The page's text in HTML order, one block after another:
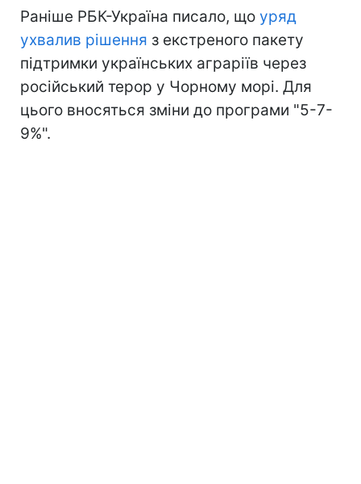
Раніше РБК-Україна писало, що уряд
ухвалив рішення з екстреного пакету
підтримки українських аграріїв через
російський терор у Чорному морі. Для
цього вносяться зміни до програми "5-7-
9%".